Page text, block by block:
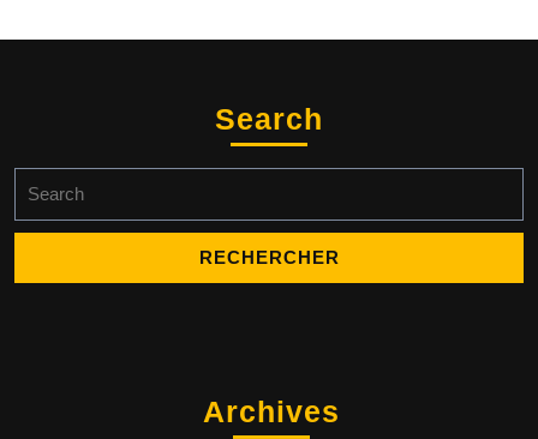
Search
for:
Archives